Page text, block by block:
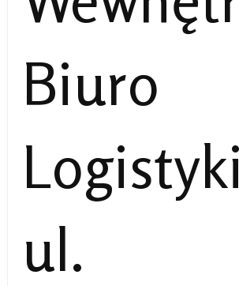
Biuro
Logistyki
ul.